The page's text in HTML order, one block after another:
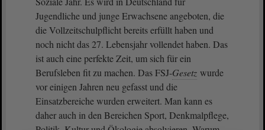
Jugendliche und junge Erwachsene angeboten, die
die Vollzeitschulpflicht bereits erfüllt haben und
noch nicht das 27. Lebensjahr vollendet haben. Das
ist auch eine perfekte Zeit, um sich für ein
Berufsleben fit zu machen. Das FSJ-Gesetz wurde
vor einigen Jahren neu gefasst und die
Einsatzbereiche wurden erweitert. Man kann es
daher auch in den Bereichen Sport, Denkmalpflege,